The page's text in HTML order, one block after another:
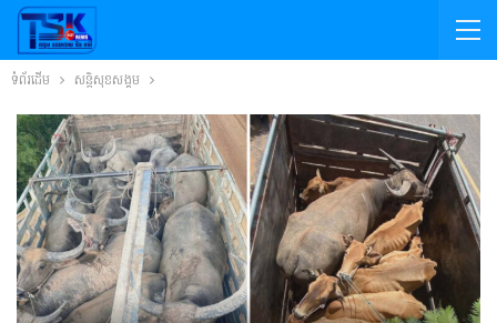
ទំព័រដើម សន្តិសុខសង្គម